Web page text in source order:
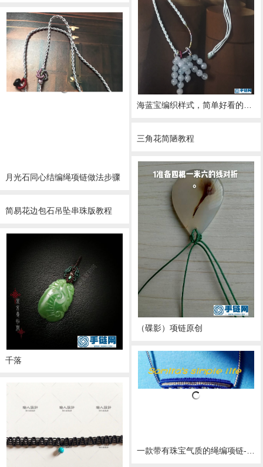
月光石同心结编绳项链做法步骤
三角花简陋教程
（碟影）项链原创
简易花边包石吊坠串珠版教程
千落